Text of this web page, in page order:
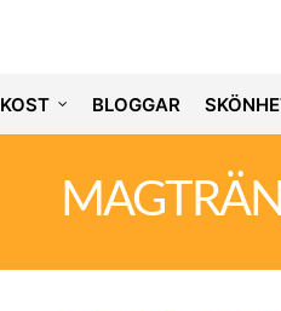
KOST BLOGGAR